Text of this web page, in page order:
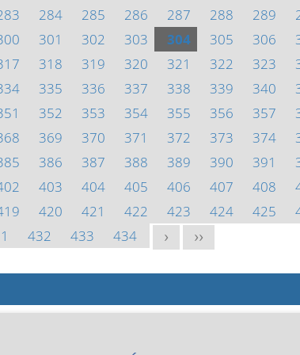
284 285 286 287 288 289
301 302 303 304 305 306
318 319 320 321 322 323
335 336 337 338 339 340
352 353 354 355 356 357
369 370 371 372 373 374
386 387 388 389 390 391
403 404 405 406 407 408
420 421 422 423 424 425
432 433 434 > >>